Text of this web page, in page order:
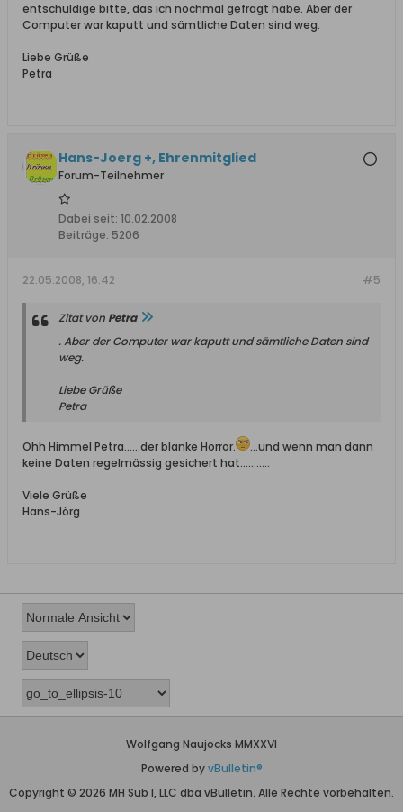
entschuldige bitte, das ich nochmal gefragt habe. Aber der
Computer war kaputt und sämtliche Daten sind weg.
Liebe Grüße
Petra
Hans-Joerg +, Ehrenmitglied
Forum-Teilnehmer
Dabei seit: 10.02.2008
Beiträge: 5206
#5
22.05.2008, 16:42
Zitat von Petra
. Aber der Computer war kaputt und sämtliche Daten sind
weg.
Liebe Grüße
Petra
Ohh Himmel Petra......der blanke Horror.
...und wenn man dann
keine Daten regelmässig gesichert hat...........
Viele Grüße
Hans-Jörg
Wolfgang Naujocks MMXXVI
Powered byvBulletin®
Copyright © 2026 MH Sub I, LLC dba vBulletin. Alle Rechte vorbehalten.